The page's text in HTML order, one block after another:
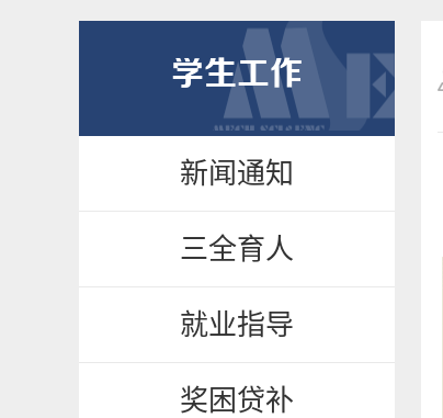
学生工作
新闻通知
三全育人
就业指导
奖困贷补